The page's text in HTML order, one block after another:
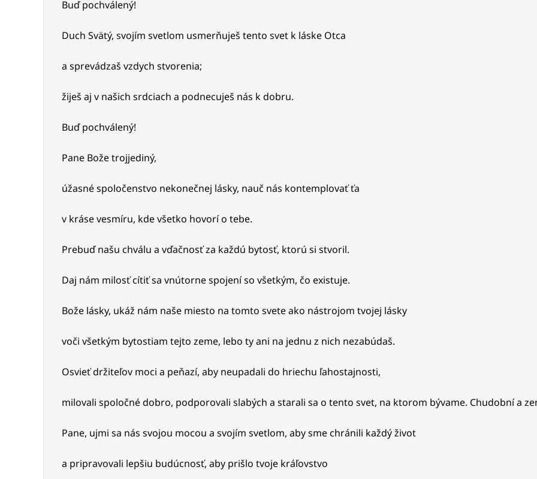
Buď pochválený!
Duch Svätý, svojím svetlom usmerňuješ tento svet k láske Otca
a sprevádzaš vzdych stvorenia;
žiješ aj v našich srdciach a podnecuješ nás k dobru.
Buď pochválený!
Pane Bože trojjediný,
úžasné spoločenstvo nekonečnej lásky, nauč nás kontemplovať ťa
v kráse vesmíru, kde všetko hovorí o tebe.
Prebuď našu chválu a vďačnosť za každú bytosť, ktorú si stvoril.
Daj nám milosť cítiť sa vnútorne spojení so všetkým, čo existuje.
Bože lásky, ukáž nám naše miesto na tomto svete ako nástrojom tvojej lásky
voči všetkým bytostiam tejto zeme, lebo ty ani na jednu z nich nezabúdaš.
Osvieť držiteľov moci a peňazí, aby neupadali do hriechu ľahostajnosti,
milovali spoločné dobro, podporovali slabých a starali sa o tento svet, na ktorom bývame. Chudobní a
Pane, ujmi sa nás svojou mocou a svojím svetlom, aby sme chránili každý život
a pripravovali lepšiu budúcnosť, aby prišlo tvoje kráľovstvo